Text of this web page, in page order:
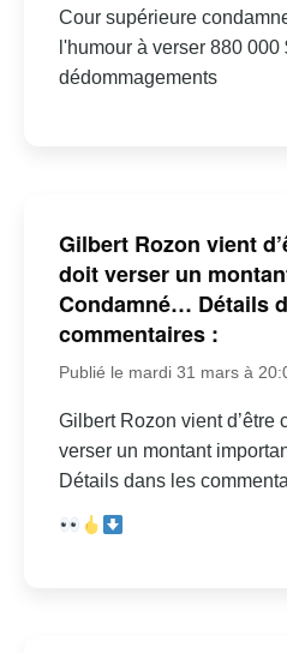
Cour supérieure
l'humour à verser 880 000
dédommagements
Gilbert Rozon vient
doit verser un
Condamné… Détails
commentaires :
Publié le mardi 31 mars à
Gilbert Rozon vient d’être
verser un montant
Détails dans les